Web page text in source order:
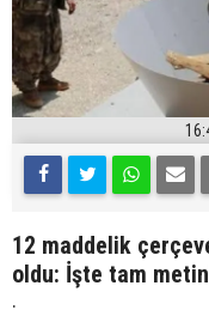
12 maddelik
oldu: İşte tam
.